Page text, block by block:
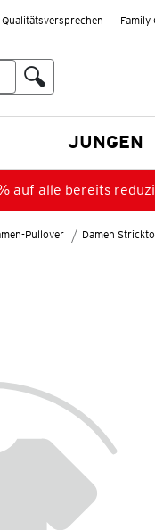
Qualitätsversprechen Family
JUNGEN
auf alle bereits
Pullover Damen